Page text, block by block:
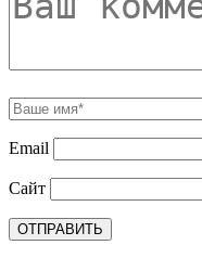
Email
Сайт